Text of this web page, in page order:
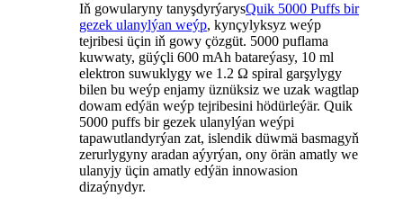
Iň gowularyny tanyşdyrýarysQuik 5000 Puffs bir
gezek ulanylýan weýp, kynçylyksyz weýp
tejribesi üçin iň gowy çözgüt. 5000 puflama
kuwwaty, güýçli 600 mAh batareýasy, 10 ml
elektron suwuklygy we 1.2 Ω spiral garşylygy
bilen bu weýp enjamy üznüksiz we uzak wagtlap
dowam edýän weýp tejribesini hödürleýär. Quik
5000 puffs bir gezek ulanylýan weýpi
tapawutlandyrýan zat, islendik düwmä basmagyň
zerurlygyny aradan aýyrýan, ony örän amatly we
ulanyjy üçin amatly edýän innowasion
dizaýnydyr.